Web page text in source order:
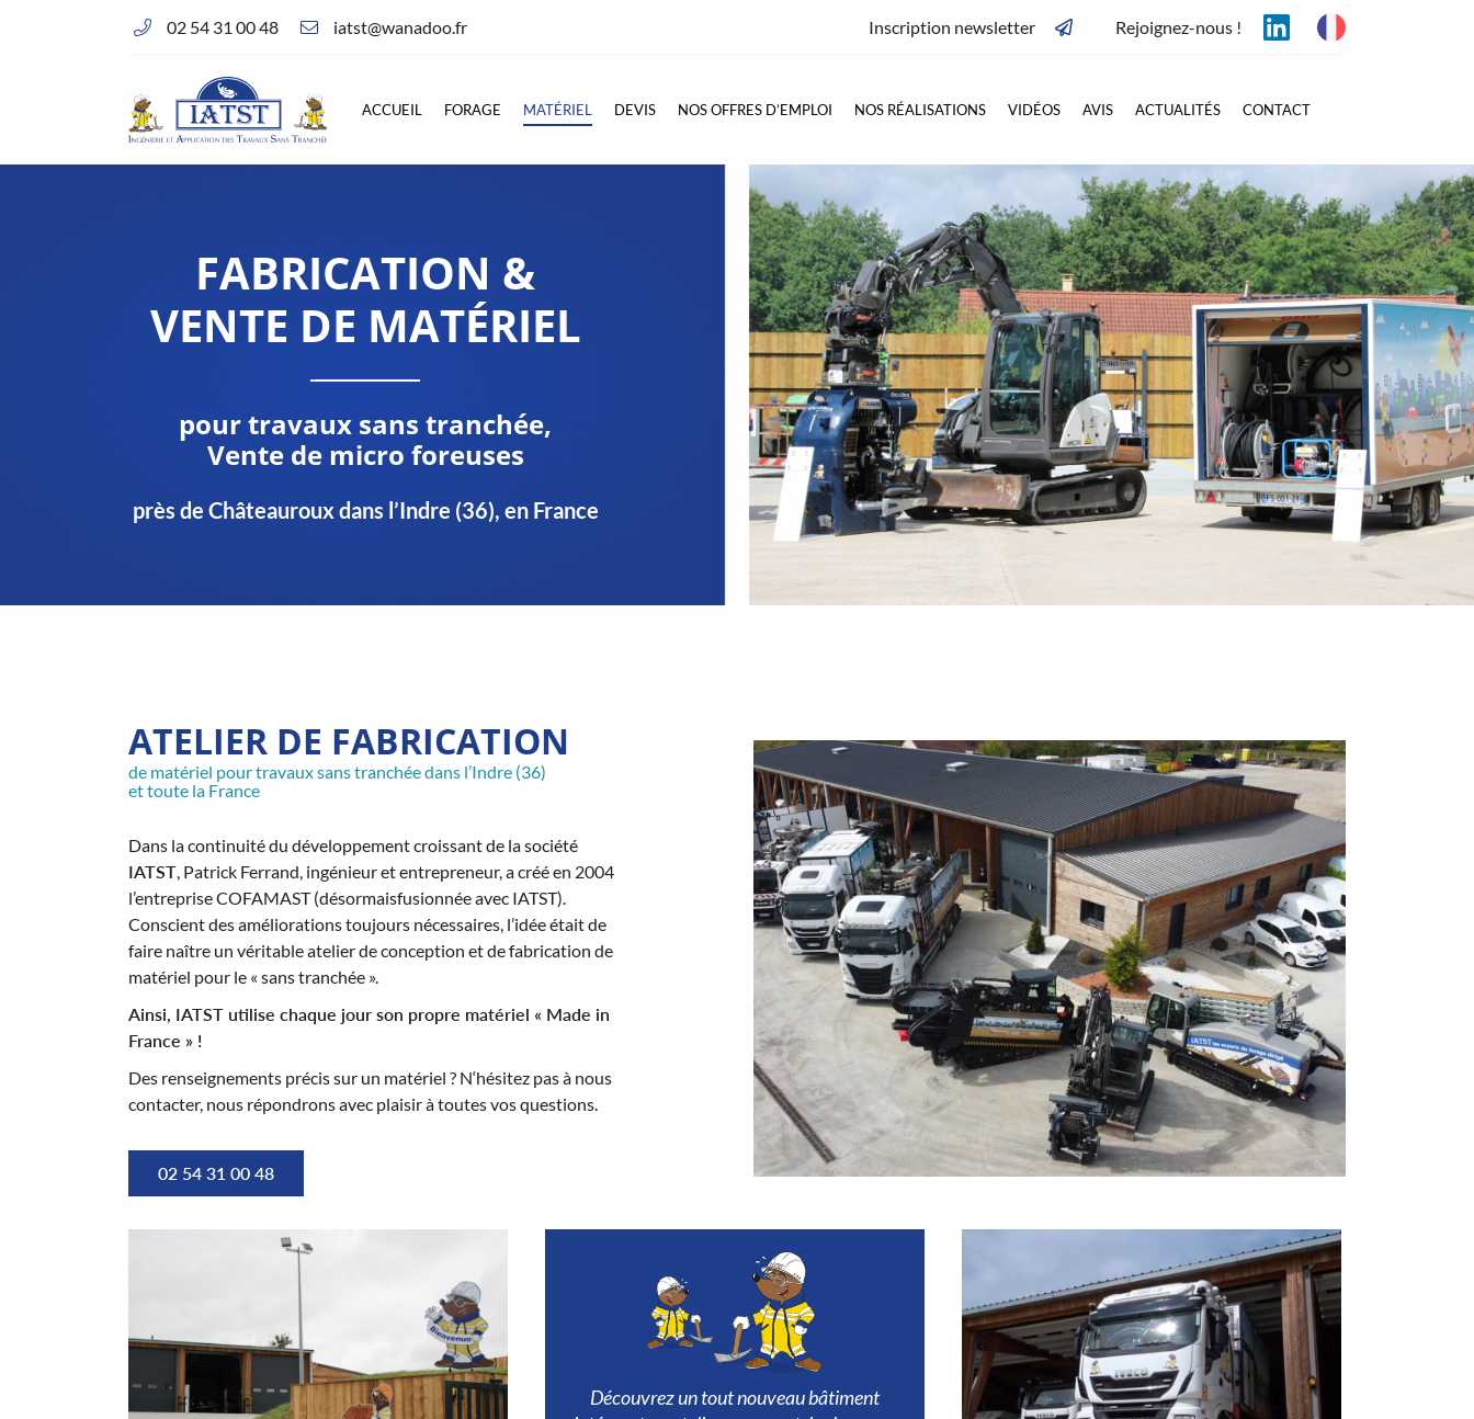
02 54 31 00 48 Inscription newsletter Rejoignez-nous !
ACCUEIL FORAGE MATÉRIEL DEVIS NOS OFFRES D’EMPLOI NOS RÉALISATIONS VIDÉOS AVIS ACTUALITÉS CONTACT
02 54 31 00 48
Adresse email de réception
Recopier le code ci-contre
En cochant cette case, vous consentez à recevoir nos propositions commerciales à l'adresse
FABRICATION &
VENTE DE MATÉRIEL
pour travaux sans tranchée,
Vente de micro foreuses
près de Châteauroux dans l’Indre (36), en France
ATELIER DE FABRICATION
de matériel pour travaux sans tranchée dans l’Indre (36)
et toute la France
Dans la continuité du développement croissant de la société
IATST, Patrick Ferrand, ingénieur et entrepreneur, a créé en 2004
l’entreprise COFAMAST (désormaisfusionnée avec IATST).
Conscient des améliorations toujours nécessaires, l’idée était de
faire naître un véritable atelier de conception et de fabrication de
matériel pour le « sans tranchée ».
Ainsi, IATST utilise chaque jour son propre matériel « Made in
France » !
Des renseignements précis sur un matériel ? N‘hésitez pas à nous
contacter, nous répondrons avec plaisir à toutes vos questions.
02 54 31 00 48
Découvrez un tout nouveau bâtiment